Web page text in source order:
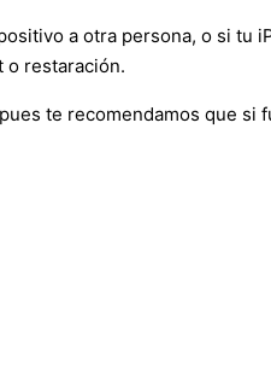
a otra persona, o si tu
o restaración.
te recomendamos que si